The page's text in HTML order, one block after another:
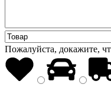
Пожалуйста, докажите,